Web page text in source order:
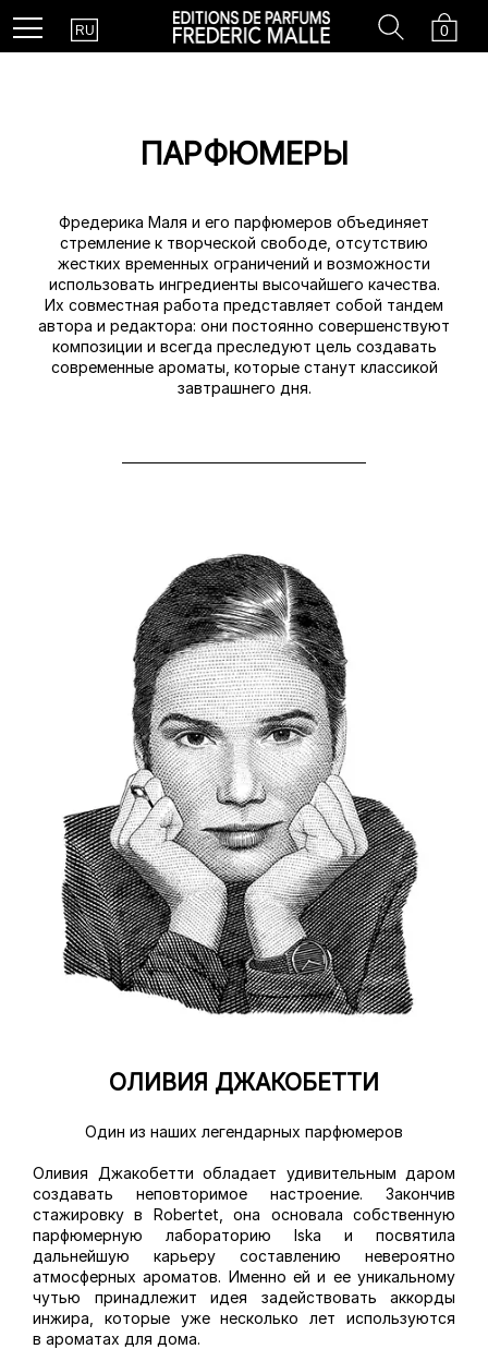
Menu Country
RU Cart
0
Search
ПАРФЮМЕРЫ
Фредерика Маля и его парфюмеров объединяет
стремление к творческой свободе, отсутствию
жестких временных ограничений и возможности
использовать ингредиенты высочайшего качества.
Их совместная работа представляет собой тандем
автора и редактора: они постоянно совершенствуют
композиции и всегда преследуют цель создавать
современные ароматы, которые станут классикой
завтрашнего дня.
ОЛИВИЯ ДЖАКОБЕТТИ
Один из наших легендарных парфюмеров
Оливия Джакобетти обладает удивительным даром
создавать неповторимое настроение. Закончив
стажировку в Robertet, она основала собственную
парфюмерную лабораторию Iska и посвятила
дальнейшую карьеру составлению невероятно
атмосферных ароматов. Именно ей и ее уникальному
чутью принадлежит идея задействовать аккорды
инжира, которые уже несколько лет используются
в ароматах для дома.